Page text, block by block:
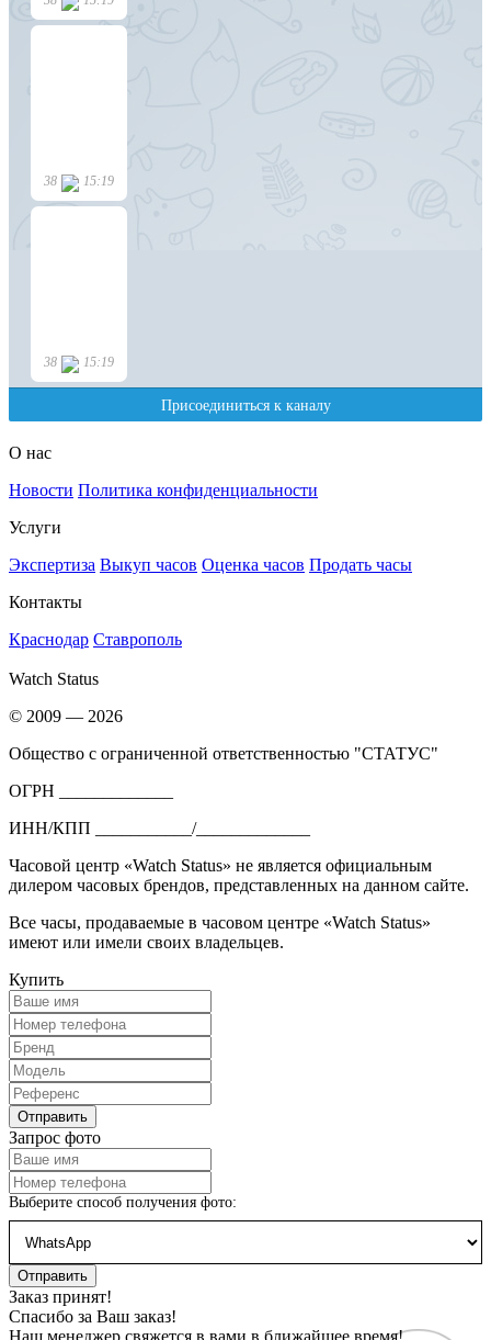
О нас
Новости Политика конфиденциальности
Услуги
Экспертиза Выкуп часов Оценка часов Продать часы
Контакты
Краснодар Ставрополь
Watch Status
© 2009 — 2026
Общество с ограниченной ответственностью "СТАТУС"
ОГРН _____________
ИНН/КПП ___________/_____________
Часовой центр «Watch Status» не является официальным
дилером часовых брендов, представленных на данном сайте.
Все часы, продаваемые в часовом центре «Watch Status»
имеют или имели своих владельцев.
Купить
Запрос фото
Выберите способ получения фото:
Заказ принят!
Спасибо за Ваш заказ!
Наш менеджер свяжется в вами в ближайшее время!